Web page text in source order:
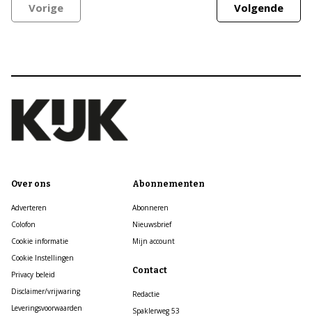
Vorige Volgende
Over ons
Adverteren
Colofon
Cookie informatie
Cookie Instellingen
Privacy beleid
Disclaimer/vrijwaring
Leveringsvoorwaarden
Abonnementen
Abonneren
Nieuwsbrief
Mijn account
Contact
Redactie
Spaklerweg 53